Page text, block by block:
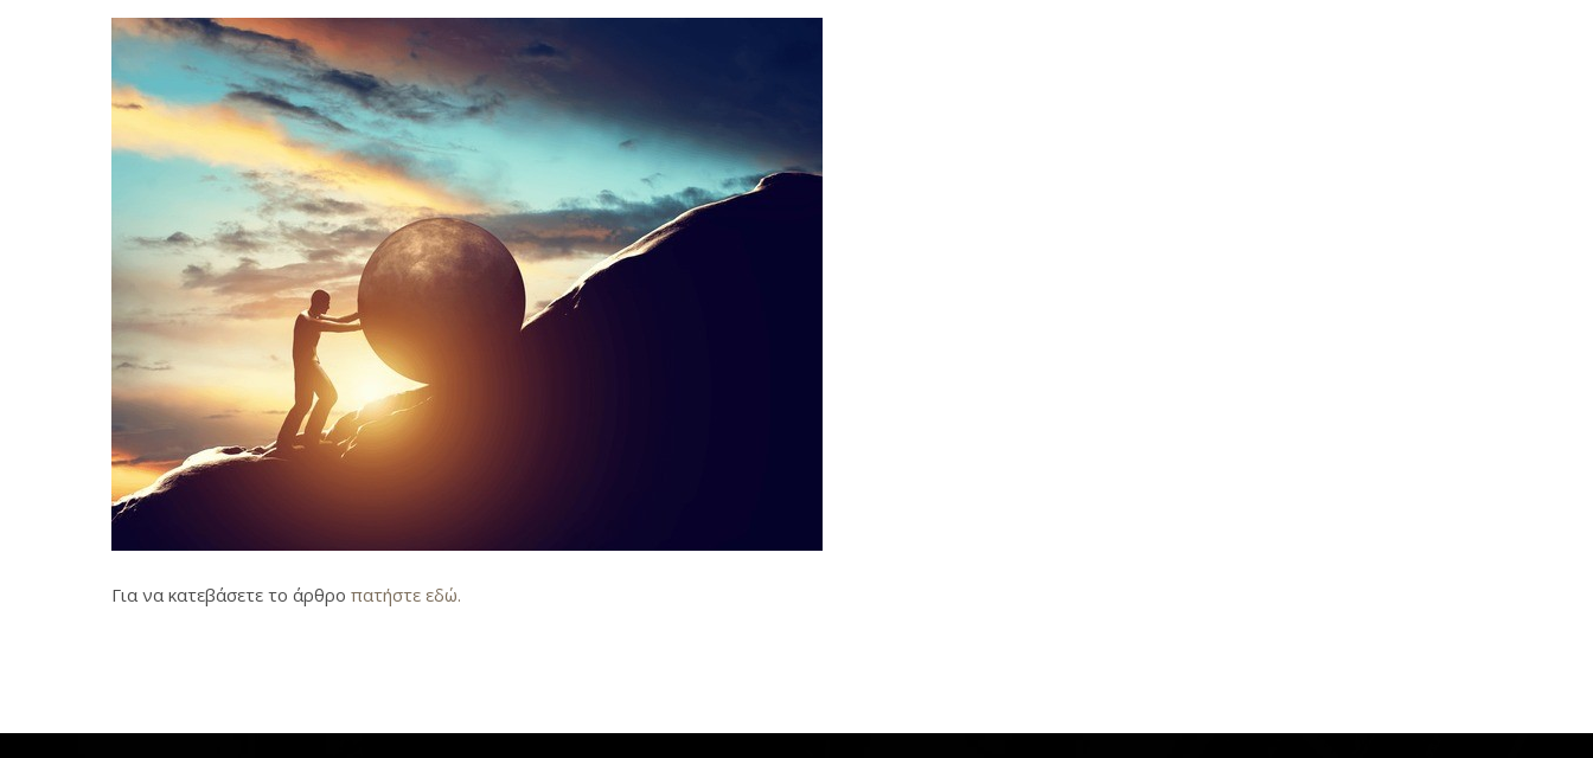
Για να κατεβάσετε το άρθρο πατήστε εδώ.